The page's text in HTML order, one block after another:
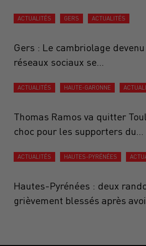
ACTUALITÉS GERS ACTUALITÉS
Gers : Le cambriolage
réseaux sociaux se...
ACTUALITÉS HAUTE-GARONNE
Thomas Ramos va quitter
choc pour les supporters du...
ACTUALITÉS HAUTES-PYRÉNÉES
Hautes-Pyrénées : deux
grièvement blessés après